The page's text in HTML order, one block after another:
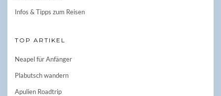
Infos & Tipps zum Reisen
TOP ARTIKEL
Neapel für Anfänger
Plabutsch wandern
Apulien Roadtrip